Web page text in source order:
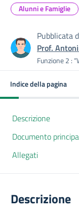
Alunni e Famiglie
Pubblicata
Prof.
Funzione 2 :
Indice della pagina
Descrizione
Documento
Allegati
Descrizione